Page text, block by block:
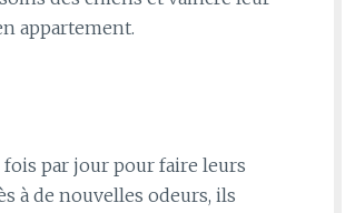
appartement.
par jour pour faire leurs
à de nouvelles odeurs, ils